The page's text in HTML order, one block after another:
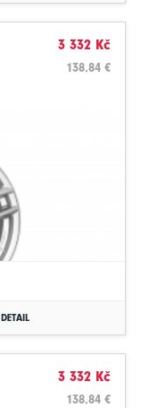
3 332 Kč
138.84 €
DETAIL
3 332 Kč
138.84 €